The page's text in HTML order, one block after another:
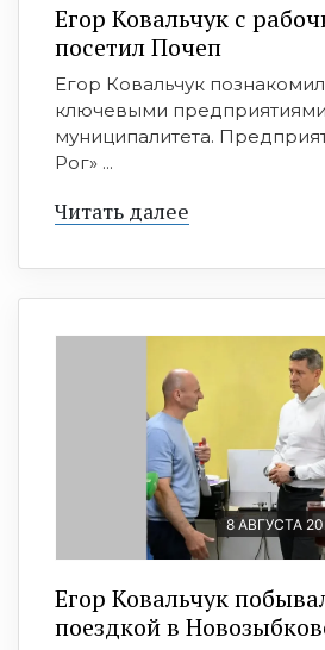
Егор Ковальчук с
посетил Почеп
Егор Ковальчук
ключевыми предприятиями
муниципалитета.
Рог» ...
Читать далее
8 АВГУСТА
Егор Ковальчук
поездкой в